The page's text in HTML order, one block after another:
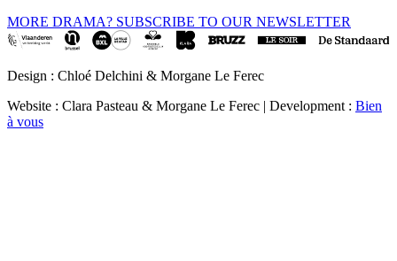
MORE DRAMA? SUBSCRIBE TO OUR NEWSLETTER
Design : Chloé Delchini & Morgane Le Ferec
Website : Clara Pasteau & Morgane Le Ferec | Development : Bien
à vous